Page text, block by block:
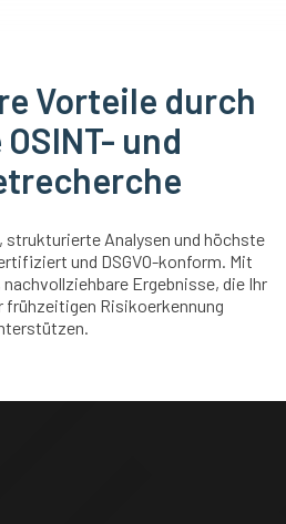
Vorteile durch
und
Analysen und höchste
und DSGVO-konform. Mit
Ergebnisse, die Ihr
frühzeitigen Risikoerkennung